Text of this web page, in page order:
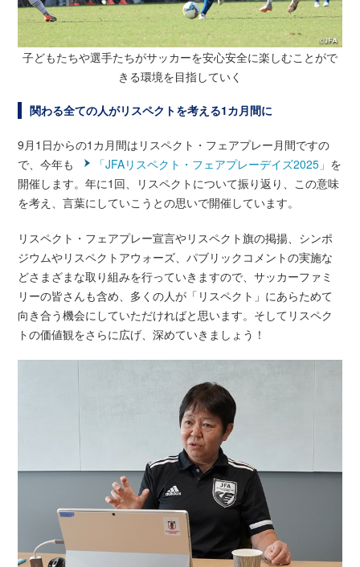
子どもたちや選手たちがサッカーを安心安全に楽しむことがで
きる環境を目指していく
関わる全ての人がリスペクトを考える1カ月間に
9月1日からの1カ月間はリスペクト・フェアプレー月間ですの
で、今年も
「JFAリスペクト・フェアプレーデイズ2025」 を
開催します。年に1回、リスペクトについて振り返り、この意味
を考え、言葉にしていこうとの思いで開催しています。
リスペクト・フェアプレー宣言やリスペクト旗の掲揚、シンポ
ジウムやリスペクトアウォーズ、パブリックコメントの実施な
どさまざまな取り組みを行っていきますので、サッカーファミ
リーの皆さんも含め、多くの人が「リスペクト」にあらためて
向き合う機会にしていただければと思います。そしてリスペク
トの価値観をさらに広げ、深めていきましょう！